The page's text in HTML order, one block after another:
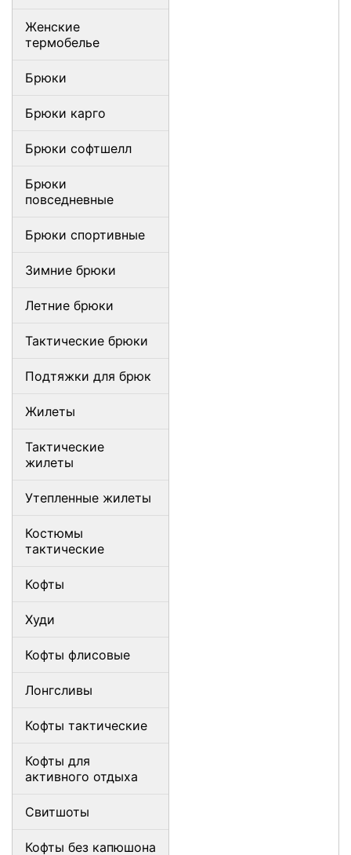
Женские
термобелье
Брюки
Брюки карго
Брюки софтшелл
Брюки
повседневные
Брюки спортивные
Зимние брюки
Летние брюки
Тактические брюки
Подтяжки для брюк
Жилеты
Тактические
жилеты
Утепленные жилеты
Костюмы
тактические
Кофты
Худи
Кофты флисовые
Лонгсливы
Кофты тактические
Кофты для
активного отдыха
Свитшоты
Кофты без капюшона